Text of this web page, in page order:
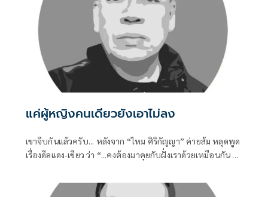
แค่ผู้หญิงคนเดียวยังเอาไม่ลง
เขาจีบกันแล้วครับ... หลังจาก “ไหม ศิริกัญญา” ค่ายส้ม หลุดพูด
เรื่องดีลแดง-เขียว ว่า “...คงต้องมาคุยกับฝั่งเราด้วยเหมือนกัน ไม่
ส้มก็รอเสียบอยู่